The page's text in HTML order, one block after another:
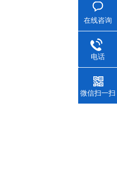
在线咨询
电话
微信扫一扫